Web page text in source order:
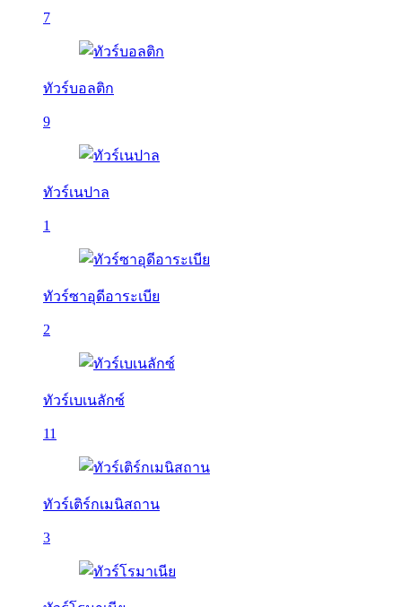
7
ทัวร์บอลติก
9
ทัวร์เนปาล
1
ทัวร์ซาอุดีอาระเบีย
2
ทัวร์เบเนลักซ์
11
ทัวร์เติร์กเมนิสถาน
3